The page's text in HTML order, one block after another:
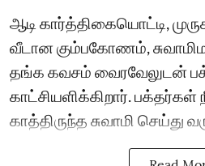
ஆடி கார்த்திகையொட்டி,
வீடான கும்பகோணம்,
தங்க கவசம் வைரவேலுடன்
காட்சியளிக்கிறார்.
காத்திருந்த சுவாமி செய்து